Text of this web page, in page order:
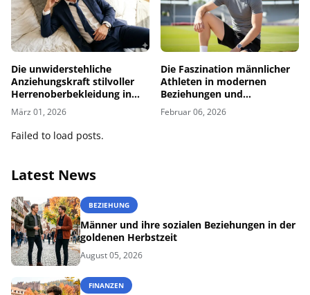
Die unwiderstehliche
Anziehungskraft stilvoller
Herrenoberbekleidung in
der modernen
Beziehungsdynamik
März 01, 2026
Die Faszination männlicher
Athleten in modernen
Beziehungen und
Partnerschaften
Februar 06, 2026
Failed to load posts.
Latest News
BEZIEHUNG
Männer und ihre sozialen Beziehungen in der
goldenen Herbstzeit
August 05, 2026
FINANZEN